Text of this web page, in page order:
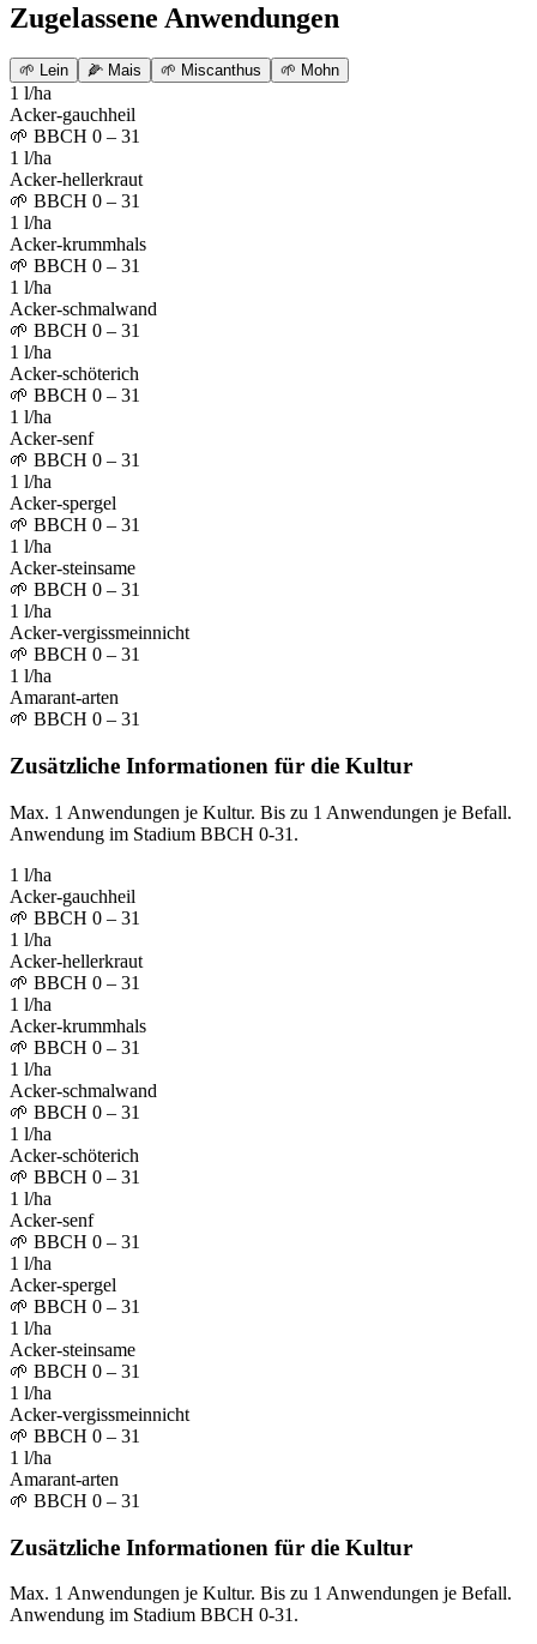
Zugelassene Anwendungen
🌱 Lein 🌽 Mais 🌱 Miscanthus 🌱 Mohn
1 l/ha
Acker-gauchheil
🌱 BBCH 0 – 31
1 l/ha
Acker-hellerkraut
🌱 BBCH 0 – 31
1 l/ha
Acker-krummhals
🌱 BBCH 0 – 31
1 l/ha
Acker-schmalwand
🌱 BBCH 0 – 31
1 l/ha
Acker-schöterich
🌱 BBCH 0 – 31
1 l/ha
Acker-senf
🌱 BBCH 0 – 31
1 l/ha
Acker-spergel
🌱 BBCH 0 – 31
1 l/ha
Acker-steinsame
🌱 BBCH 0 – 31
1 l/ha
Acker-vergissmeinnicht
🌱 BBCH 0 – 31
1 l/ha
Amarant-arten
🌱 BBCH 0 – 31
Zusätzliche Informationen für die Kultur
Max. 1 Anwendungen je Kultur. Bis zu 1 Anwendungen je Befall.
Anwendung im Stadium BBCH 0-31.
1 l/ha
Acker-gauchheil
🌱 BBCH 0 – 31
1 l/ha
Acker-hellerkraut
🌱 BBCH 0 – 31
1 l/ha
Acker-krummhals
🌱 BBCH 0 – 31
1 l/ha
Acker-schmalwand
🌱 BBCH 0 – 31
1 l/ha
Acker-schöterich
🌱 BBCH 0 – 31
1 l/ha
Acker-senf
🌱 BBCH 0 – 31
1 l/ha
Acker-spergel
🌱 BBCH 0 – 31
1 l/ha
Acker-steinsame
🌱 BBCH 0 – 31
1 l/ha
Acker-vergissmeinnicht
🌱 BBCH 0 – 31
1 l/ha
Amarant-arten
🌱 BBCH 0 – 31
Zusätzliche Informationen für die Kultur
Max. 1 Anwendungen je Kultur. Bis zu 1 Anwendungen je Befall.
Anwendung im Stadium BBCH 0-31.